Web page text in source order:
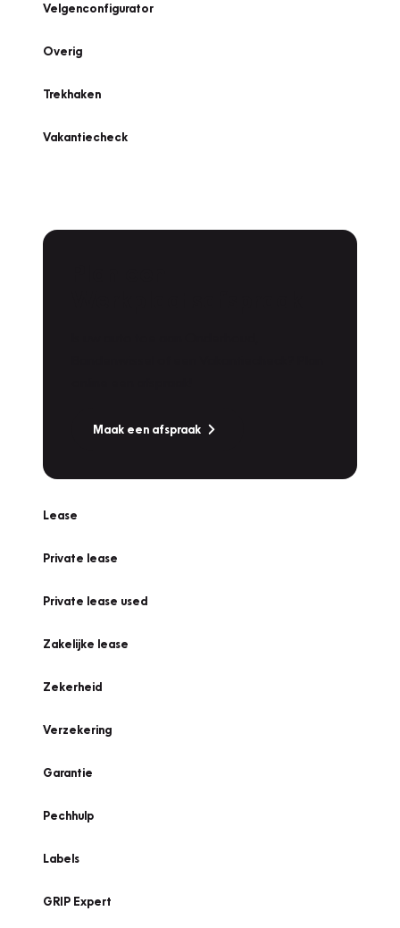
Velgenconfigurator
Overig
Trekhaken
Vakantiecheck
Maak een afspraak
Lease
Private lease
Private lease used
Zakelijke lease
Zekerheid
Verzekering
Garantie
Pechhulp
Labels
GRIP Expert